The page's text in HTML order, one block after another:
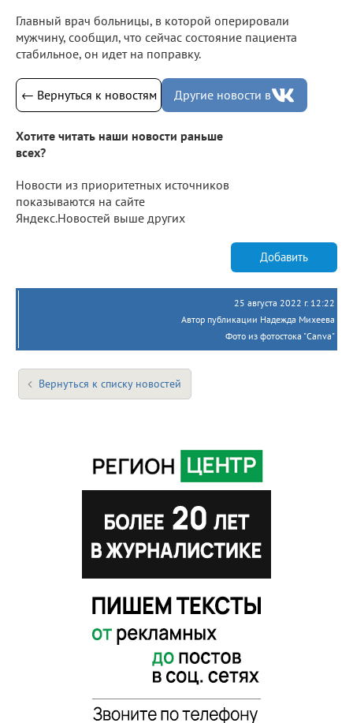
Главный врач больницы, в которой оперировали
мужчину, сообщил, что сейчас состояние пациента
стабильное, он идет на поправку.
← Вернуться к новостям Другие новости в
Хотите читать наши новости раньше
всех?
Новости из приоритетных источников
показываются на сайте
Яндекс.Новостей выше других
Добавить
25 августа 2022 г. 12:22
Автор публикации Надежда Михеева
Фото из фотостока "Canva"
Вернуться к списку новостей